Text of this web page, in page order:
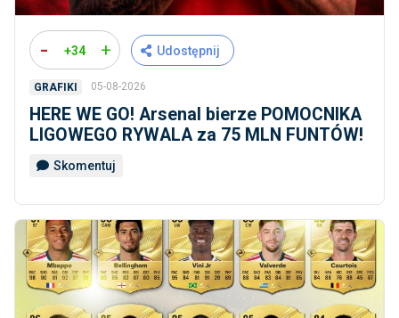
- +34 + Udostępnij
GRAFIKI 05-08-2026
HERE WE GO! Arsenal bierze POMOCNIKA
LIGOWEGO RYWALA za 75 MLN FUNTÓW!
Skomentuj